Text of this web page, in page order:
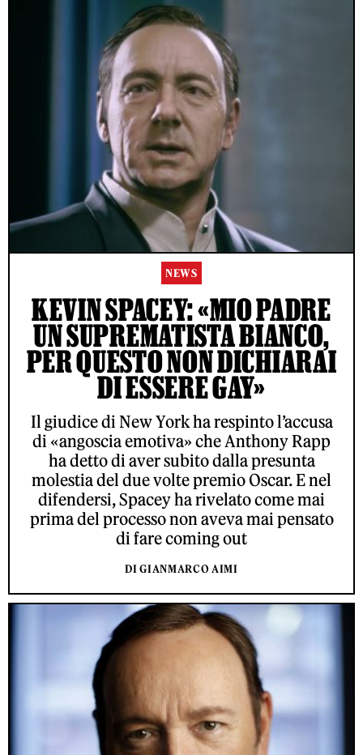
NEWS
KEVIN SPACEY: «MIO PADRE
UN SUPREMATISTA BIANCO,
PER QUESTO NON DICHIARAI
DI ESSERE GAY»
Il giudice di New York ha respinto l’accusa
di «angoscia emotiva» che Anthony Rapp
ha detto di aver subito dalla presunta
molestia del due volte premio Oscar. E nel
difendersi, Spacey ha rivelato come mai
prima del processo non aveva mai pensato
di fare coming out
DI GIANMARCO AIMI